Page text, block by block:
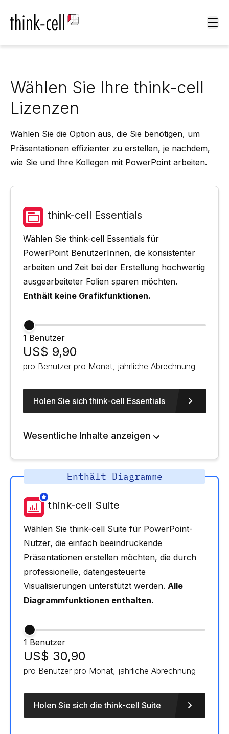
Wählen Sie Ihre think-cell
Lizenzen
Wählen Sie die Option aus, die Sie benötigen, um
Präsentationen effizienter zu erstellen, je nachdem,
wie Sie und Ihre Kollegen mit PowerPoint arbeiten.
think-cell Essentials
Wählen Sie think-cell Essentials für
PowerPoint BenutzerInnen, die konsistenter
arbeiten und Zeit bei der Erstellung hochwertig
ausgearbeiteter Folien sparen möchten.
Enthält keine Grafikfunktionen.
1 Benutzer
US$ 9,90
pro Benutzer pro Monat, jährliche Abrechnung
Holen Sie sich think-cell Essentials
Wesentliche Inhalte anzeigen
think-cell Suite
Wählen Sie think-cell Suite für PowerPoint-
Nutzer, die einfach beeindruckende
Präsentationen erstellen möchten, die durch
professionelle, datengesteuerte
Visualisierungen unterstützt werden. Alle
Diagrammfunktionen enthalten.
1 Benutzer
US$ 30,90
pro Benutzer pro Monat, jährliche Abrechnung
Holen Sie sich die think-cell Suite
Enthält Diagramme